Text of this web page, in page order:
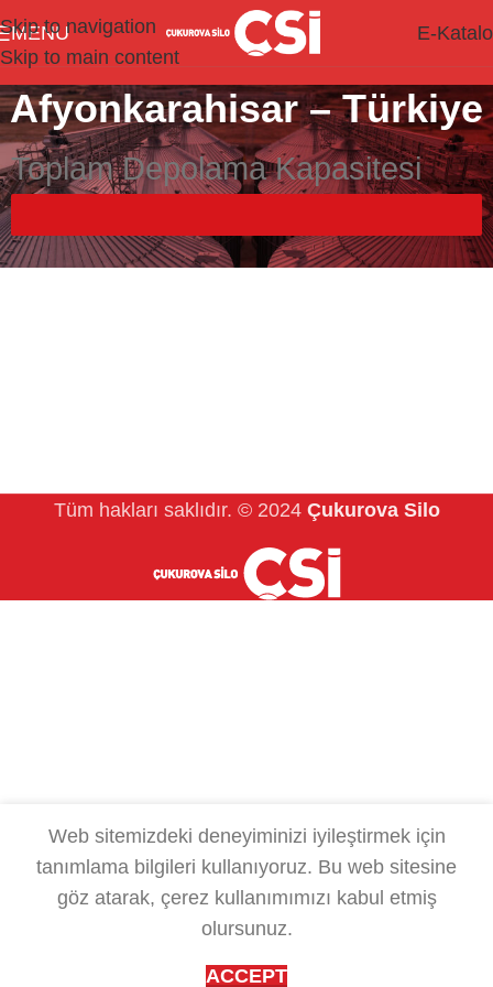
Skip to navigation
Skip to main content
MENU E-
Afyonkarahisar – Türkiye
Toplam Depolama Kapasitesi
Tüm hakları saklıdır. © 2024 Çukurova Silo
Web sitemizdeki deneyiminizi iyileştirmek için
tanımlama bilgileri kullanıyoruz. Bu web sitesine
göz atarak, çerez kullanımımızı kabul etmiş
olursunuz.
ACCEPT